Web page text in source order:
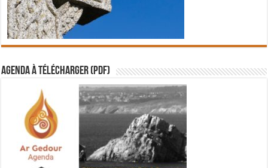
Agenda à télécharger (PDF)